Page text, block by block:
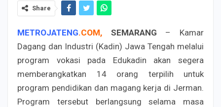
Share
METROJATENG.COM, SEMARANG – Kamar
Dagang dan Industri (Kadin) Jawa Tengah melalui
program vokasi pada Edukadin akan segera
memberangkatkan 14 orang terpilih untuk
program pendidikan dan magang kerja di Jerman.
Program tersebut berlangsung selama masa